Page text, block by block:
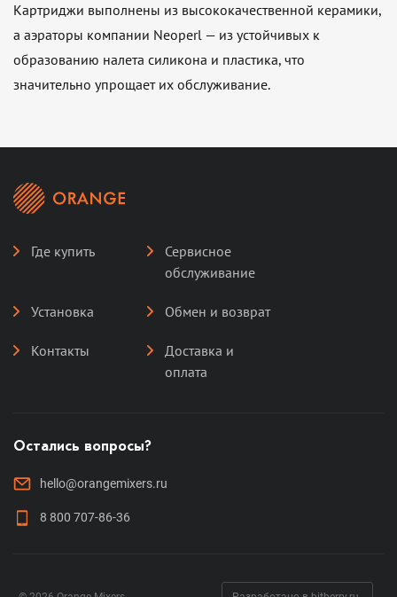
Картриджи выполнены из высококачественной керамики,
а аэраторы компании Neoperl — из устойчивых к
образованию налета силикона и пластика, что
значительно упрощает их обслуживание.
Где купить
Сервисное
обслуживание
Установка Обмен и возврат
Контакты
Доставка и
оплата
Остались вопросы?
hello@orangemixers.ru
8 800 707-86-36